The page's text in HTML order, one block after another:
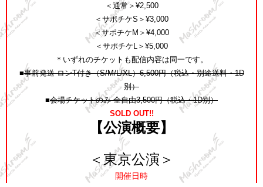
＜通常＞¥2,500
＜サポチケS＞¥3,000
＜サポチケM＞¥4,000
＜サポチケL＞¥5,000
＊いずれのチケットも配信内容は同一です。
■事前発送 ロンT付き（S/M/L/XL）6,500円（税込・別途送料・1D
別）
■会場チケットのみ 全自由3,500円（税込・1D別）
SOLD OUT!!
【公演概要】
＜東京公演＞
開催日時